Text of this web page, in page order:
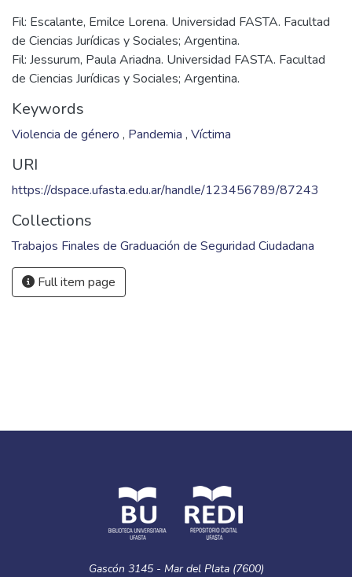
Fil: Escalante, Emilce Lorena. Universidad FASTA. Facultad
de Ciencias Jurídicas y Sociales; Argentina.
Fil: Jessurum, Paula Ariadna. Universidad FASTA. Facultad
de Ciencias Jurídicas y Sociales; Argentina.
Keywords
Violencia de género , Pandemia , Víctima
URI
https://dspace.ufasta.edu.ar/handle/123456789/87243
Collections
Trabajos Finales de Graduación de Seguridad Ciudadana
Full item page
Gascón 3145 - Mar del Plata (7600)